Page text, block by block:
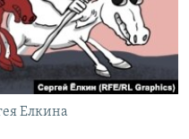
Елкина